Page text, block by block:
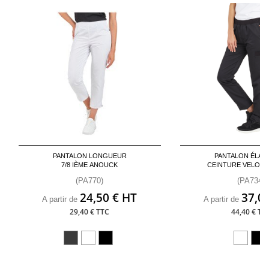
PANTALON LONGUEUR
7/8 IÈME ANOUCK
(PA770)
A partir de24,50 € HT
29,40 € TTC
PANTALON
CEINTURE
(PA734)
A partir de
44,40 €